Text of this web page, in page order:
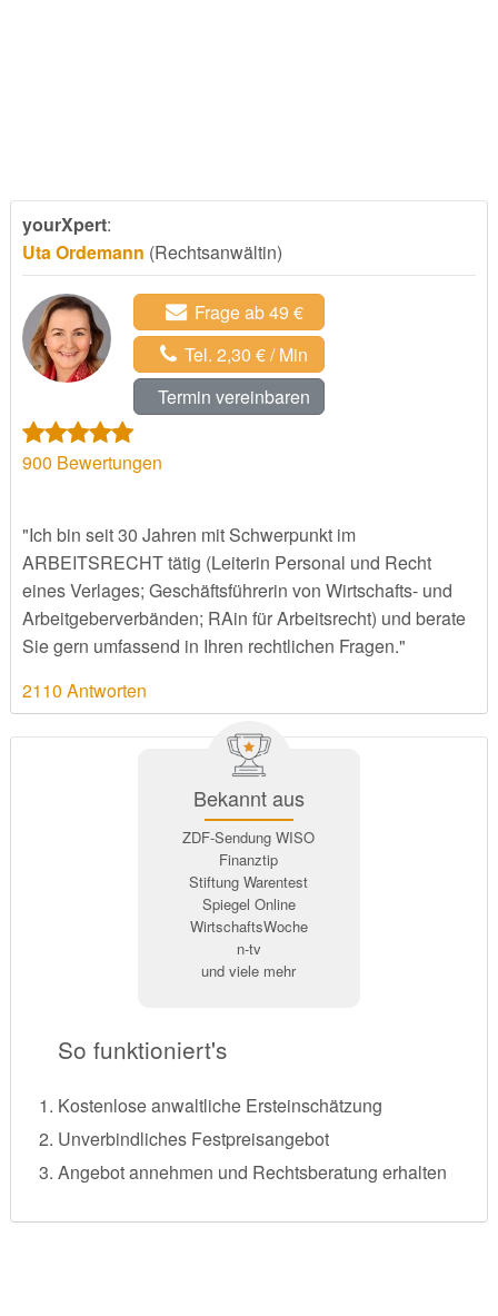
yourXpert:
Uta Ordemann (Rechtsanwältin)
Frage ab 49 €
Tel. 2,30 € / Min
Termin vereinbaren
900 Bewertungen
"Ich bin seit 30 Jahren mit Schwerpunkt im
ARBEITSRECHT tätig (Leiterin Personal und Recht
eines Verlages; Geschäftsführerin von Wirtschafts- und
Arbeitgeberverbänden; RAin für Arbeitsrecht) und berate
Sie gern umfassend in Ihren rechtlichen Fragen."
2110 Antworten
Bekannt aus
ZDF-Sendung WISO
Finanztip
Stiftung Warentest
Spiegel Online
WirtschaftsWoche
n-tv
und viele mehr
So funktioniert's
Kostenlose anwaltliche Ersteinschätzung
Unverbindliches Festpreisangebot
Angebot annehmen und Rechtsberatung erhalten